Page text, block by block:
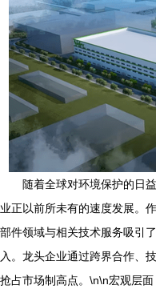
随着全球对环境保护的日
业正以前所未有的速度发展。
部件领域与相关技术服务吸引
入。龙头企业通过跨界合作、
抢占市场制高点。\n\n宏观层